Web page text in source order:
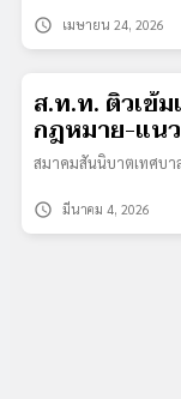
schedule เมษายน 24, 2026
ส.ท.ท. ติวเข้
กฎหมาย-แน
สมาคมสันนิบาตเทศบา
schedule มีนาคม 4, 2026